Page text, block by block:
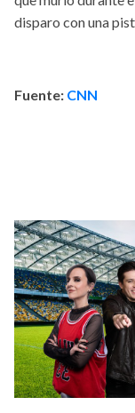
disparo con una
Fuente: CNN